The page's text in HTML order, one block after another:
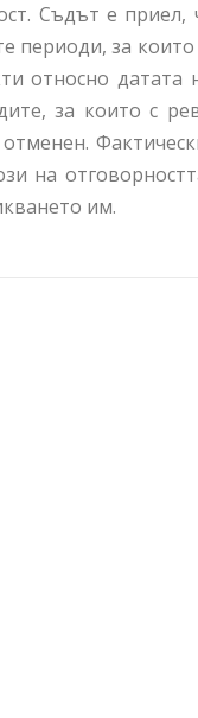
Съдът е приел,
за които
относно
за които с
на
им.